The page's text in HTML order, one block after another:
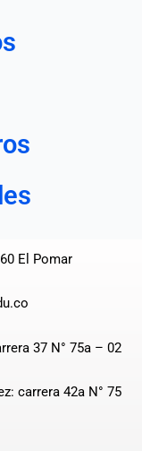
El Pomar
37 N° 75a – 02
carrera 42a N° 75